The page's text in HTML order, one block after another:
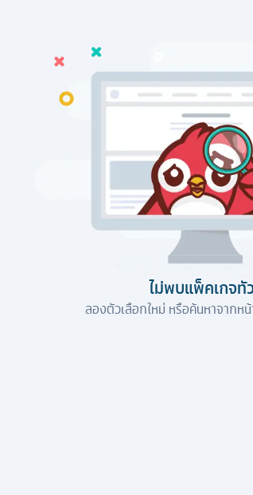
ไม่พบแพ็คเกจทั
ลองตัวเลือกใหม่ หรือค้นหาจากหน้